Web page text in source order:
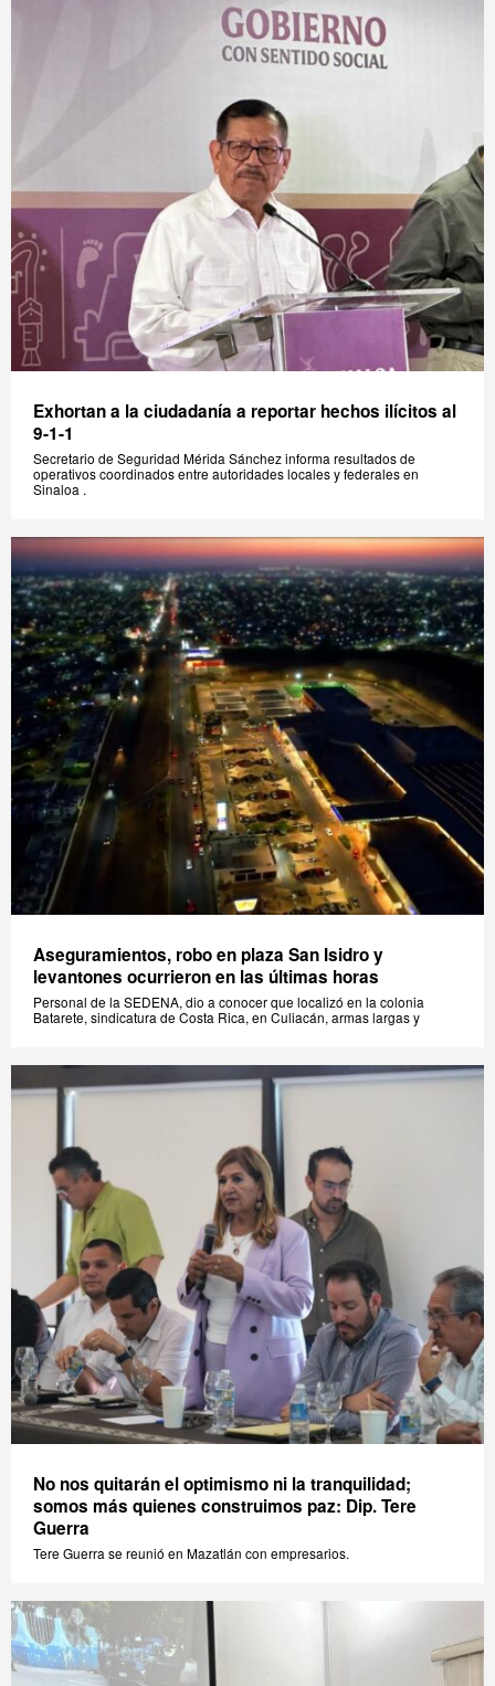
Exhortan a la ciudadanía a reportar hechos ilícitos al
9-1-1
Secretario de Seguridad Mérida Sánchez informa resultados de
operativos coordinados entre autoridades locales y federales en
Sinaloa .
Aseguramientos, robo en plaza San Isidro y
levantones ocurrieron en las últimas horas
Personal de la SEDENA, dio a conocer que localizó en la colonia
Batarete, sindicatura de Costa Rica, en Culiacán, armas largas y
No nos quitarán el optimismo ni la tranquilidad;
somos más quienes construimos paz: Dip. Tere
Guerra
Tere Guerra se reunió en Mazatlán con empresarios.